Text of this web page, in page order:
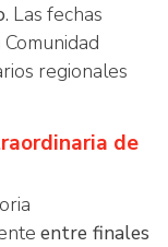
. Las fechas
regionales
de
entre finales